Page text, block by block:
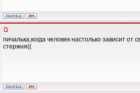
пичалька,когда человек настолько зависит от
стержня((